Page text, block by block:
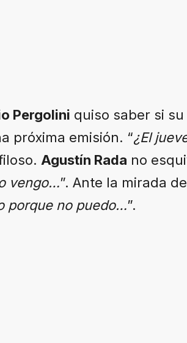
Pergolini quiso saber si su
próxima emisión. “¿El
Agustín Rada no
vengo…”. Ante la mirada
porque no puedo…”.